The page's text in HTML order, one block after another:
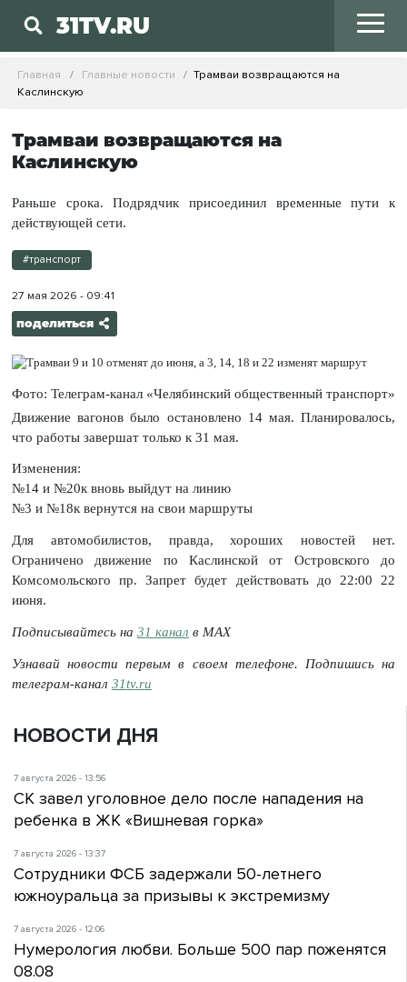
31TV.RU
Главная Главные новости
Трамваи возвращаются на
Каслинскую
Трамваи возвращаются на
Каслинскую
Раньше срока. Подрядчик присоединил временные пути к
действующей сети.
#транспорт
27 мая 2026 - 09:41
поделиться
Фото: Телеграм-канал «Челябинский общественный транспорт»
Движение вагонов было остановлено 14 мая. Планировалось,
что работы завершат только к 31 мая.
Изменения:
№14 и №20к вновь выйдут на линию
№3 и №18к вернутся на свои маршруты
Для автомобилистов, правда, хороших новостей нет.
Ограничено движение по Каслинской от Островского до
Комсомольского пр. Запрет будет действовать до 22:00 22
июня.
Подписывайтесь на 31 канал в МАХ
Узнавай новости первым в своем телефоне. Подпишись на
телеграм-канал 31tv.ru
НОВОСТИ ДНЯ
7 августа 2026 - 13:56
СК завел уголовное дело после нападения на
ребенка в ЖК «Вишневая горка»
7 августа 2026 - 13:37
Сотрудники ФСБ задержали 50-летнего
южноуральца за призывы к экстремизму
7 августа 2026 - 12:06
Нумерология любви. Больше 500 пар поженятся
08.08